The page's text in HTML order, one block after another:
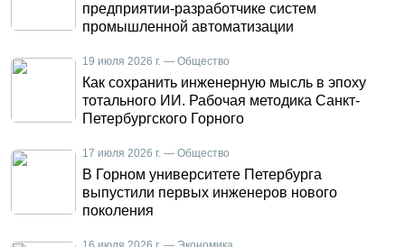
предприятии-разработчике систем
промышленной автоматизации
19 июля 2026 г. — Общество
Как сохранить инженерную мысль в эпоху
тотального ИИ. Рабочая методика Санкт-
Петербургского Горного
17 июля 2026 г. — Общество
В Горном университете Петербурга
выпустили первых инженеров нового
поколения